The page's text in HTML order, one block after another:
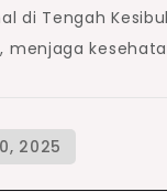
di Tengah
menjaga